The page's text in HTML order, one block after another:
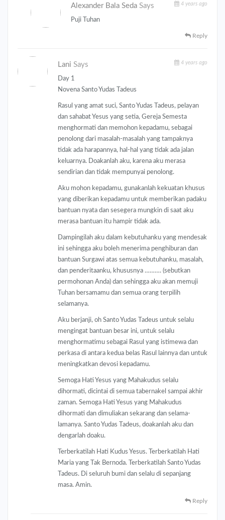
Alexander Bala SedaSays 4 years ago
Puji Tuhan
Reply
Lani Says 4 years ago
Day 1
Novena Santo Yudas Tadeus
Rasul yang amat suci, Santo Yudas Tadeus, pelayan
dan sahabat Yesus yang setia, Gereja Semesta
menghormati dan memohon kepadamu, sebagai
penolong dari masalah-masalah yang tampaknya
tidak ada harapannya, hal-hal yang tidak ada jalan
keluarnya. Doakanlah aku, karena aku merasa
sendirian dan tidak mempunyai penolong.
Aku mohon kepadamu, gunakanlah kekuatan khusus
yang diberikan kepadamu untuk memberikan padaku
bantuan nyata dan sesegera mungkin di saat aku
merasa bantuan itu hampir tidak ada.
Dampingilah aku dalam kebutuhanku yang mendesak
ini sehingga aku boleh menerima penghiburan dan
bantuan Surgawi atas semua kebutuhanku, masalah,
dan penderitaanku, khususnya ………. (sebutkan
permohonan Anda) dan sehingga aku akan memuji
Tuhan bersamamu dan semua orang terpilih
selamanya.
Aku berjanji, oh Santo Yudas Tadeus untuk selalu
mengingat bantuan besar ini, untuk selalu
menghormatimu sebagai Rasul yang istimewa dan
perkasa di antara kedua belas Rasul lainnya dan untuk
meningkatkan devosi kepadamu.
Semoga Hati Yesus yang Mahakudus selalu
dihormati, dicintai di semua tabernakel sampai akhir
zaman. Semoga Hati Yesus yang Mahakudus
dihormati dan dimuliakan sekarang dan selama-
lamanya. Santo Yudas Tadeus, doakanlah aku dan
dengarlah doaku.
Terberkatilah Hati Kudus Yesus. Terberkatilah Hati
Maria yang Tak Bernoda. Terberkatilah Santo Yudas
Tadeus. Di seluruh bumi dan selalu di sepanjang
masa. Amin.
Reply